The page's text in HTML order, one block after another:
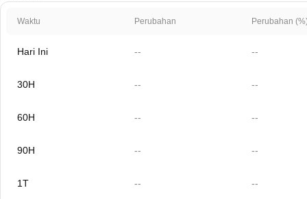
Waktu Perubahan Perubahan
Hari Ini -- --
30H -- --
60H -- --
90H -- --
1T -- --